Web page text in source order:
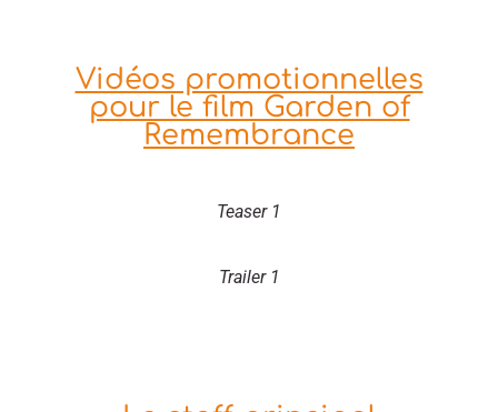
Vidéos promotionnelles
pour le film Garden of
Remembrance
Teaser 1
Trailer 1